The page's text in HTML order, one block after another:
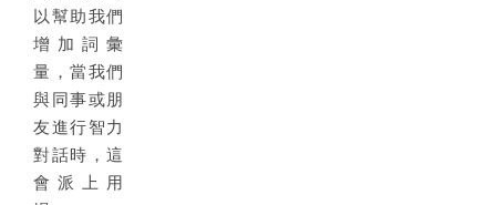
以幫助我們
增加詞彙
量，當我們
與同事或朋
友進行智力
對話時，這
會派上用